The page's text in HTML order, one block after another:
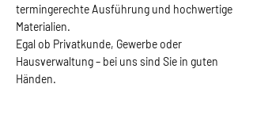
termingerechte Ausführung und hochwertige
Materialien.
Egal ob Privatkunde, Gewerbe oder
Hausverwaltung – bei uns sind Sie in guten
Händen.